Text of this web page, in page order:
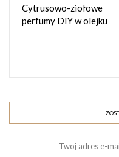
Składniki:
65 ml spirytusu
Cytrusowo-ziołowe
perfumy DIY w olejku
Twoj adres e-